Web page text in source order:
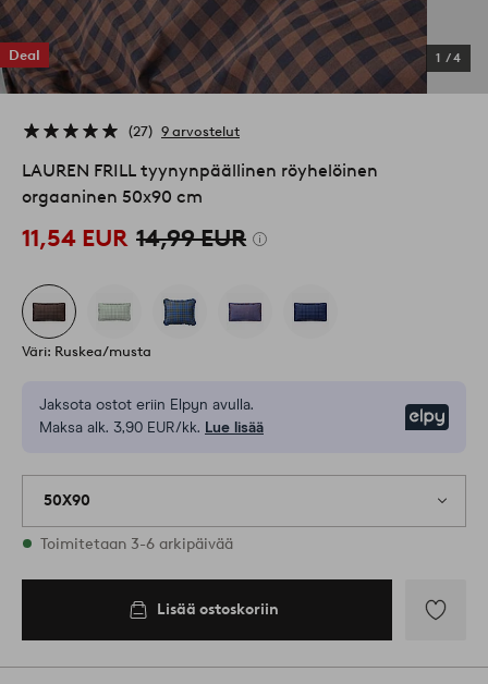
Deal 1 /4
27 9 arvostelut
LAUREN FRILL tyynynpäällinen röyhelöinen
orgaaninen 50x90 cm
11,54 EUR 14,99 EUR
Väri: Ruskea/musta
Jaksota ostot eriin Elpyn avulla.
Maksa alk. 3,90 EUR/kk. Lue lisää
50X90
Varastossa
Toimitetaan 3-6 arkipäivää
Lisää ostoskoriin